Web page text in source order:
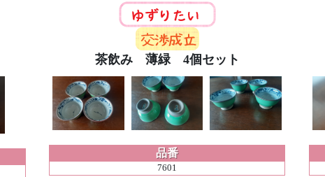
茶飲み 薄緑 4個セット
品番
7601